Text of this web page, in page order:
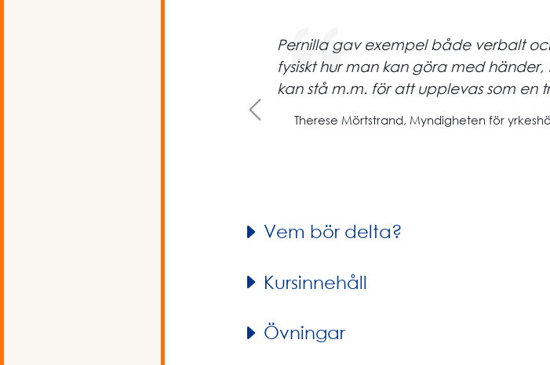
Pernilla gav exempel både verbalt
fysiskt hur man kan göra med händer,
kan stå m.m. för att upplevas som en
Therese Mörtstrand, Myndigheten för
Previous
Vem bör delta?
Kursinnehåll
Övningar